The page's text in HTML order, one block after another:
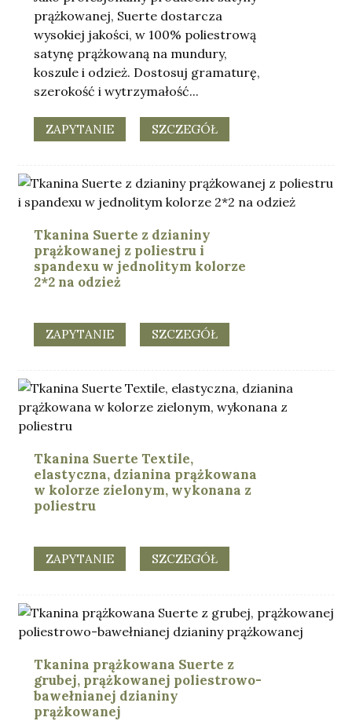
prążkowanej, Suerte dostarcza
wysokiej jakości, w 100% poliestrową
satynę prążkowaną na mundury,
koszule i odzież. Dostosuj gramaturę,
szerokość i wytrzymałość...
ZAPYTANIE SZCZEGÓŁ
Tkanina Suerte z dzianiny
prążkowanej z poliestru i
spandexu w jednolitym kolorze
2*2 na odzież
ZAPYTANIE SZCZEGÓŁ
Tkanina Suerte Textile,
elastyczna, dzianina prążkowana
w kolorze zielonym, wykonana z
poliestru
ZAPYTANIE SZCZEGÓŁ
Tkanina prążkowana Suerte z
grubej, prążkowanej poliestrowo-
bawełnianej dzianiny
prążkowanej